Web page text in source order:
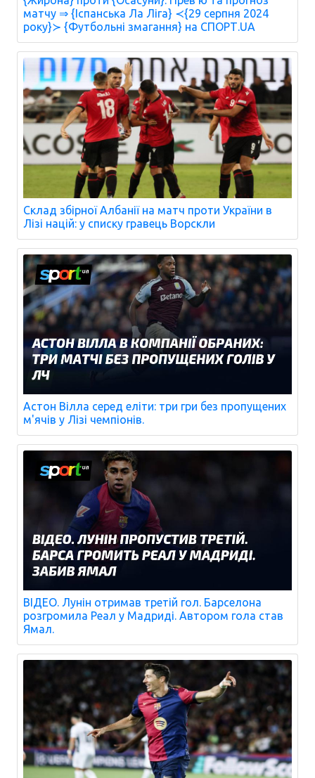
матчу ⇒ {Іспанська Ла Ліга} ≺{29 серпня 2024
року}≻ {Футбольні змагання} на СПОРТ.UA
Склад збірної Албанії на матч проти України в
Лізі націй: у списку гравець Ворскли
Астон Вілла серед еліти: три гри без пропущених
м'ячів у Лізі чемпіонів.
ВІДЕО. Лунін отримав третій гол. Барселона
розгромила Реал у Мадриді. Автором гола став
Ямал.